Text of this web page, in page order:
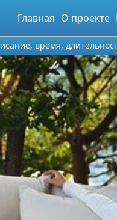
Главная О проекте
время,